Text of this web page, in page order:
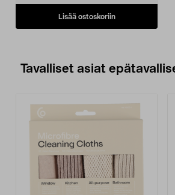
Lisää ostoskoriin
Tavalliset asiat